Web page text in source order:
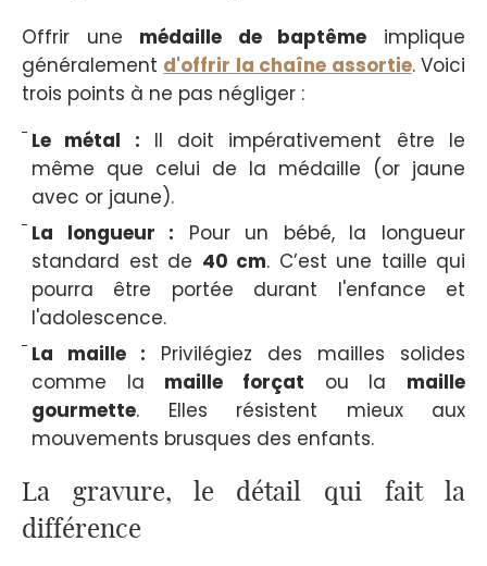
Offrir une médaille de baptême implique
généralement d'offrir la chaîne assortie. Voici
trois points à ne pas négliger :
Le métal : Il doit impérativement être le
même que celui de la médaille (or jaune
avec or jaune).
La longueur : Pour un bébé, la longueur
standard est de 40 cm. C’est une taille qui
pourra être portée durant l'enfance et
l'adolescence.
La maille : Privilégiez des mailles solides
comme la maille forçat ou la maille
gourmette. Elles résistent mieux aux
mouvements brusques des enfants.
La gravure, le détail qui fait la
différence